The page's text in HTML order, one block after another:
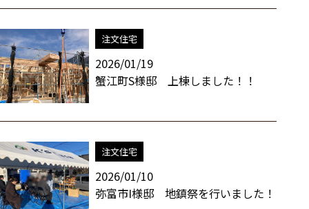
注文住宅
2026/01/19
蟹江町S様邸 上棟しました！！
注文住宅
2026/01/10
弥富市I様邸 地鎮祭を行いました！